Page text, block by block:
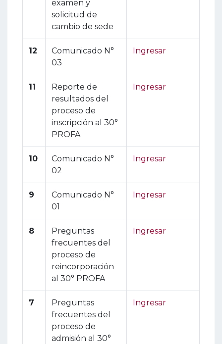
examen y
solicitud de
cambio de sede
12
Comunicado N°
03
Ingresar
11
Reporte de
resultados del
proceso de
inscripción al 30°
PROFA
Ingresar
10
Comunicado N°
02
Ingresar
9
Comunicado N°
01
Ingresar
8
Preguntas
frecuentes del
proceso de
reincorporación
al 30° PROFA
Ingresar
7
Preguntas
frecuentes del
proceso de
admisión al 30°
Ingresar